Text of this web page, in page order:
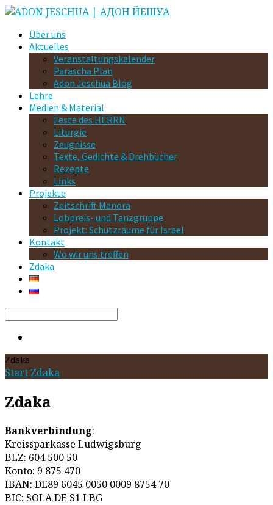
Über uns
Aktuelles
Veranstaltungskalender
Parascha Plan
Adon Jeschua Blog
Lehre
Medien & Material
Feste des HERRN
Liturgie
Zeugnisse
Texte, Gedichte & Drehbücher
Rezepte
Links
Projekte
Zeitschrift Menora
Lobpreis- und Tanzgruppe
Projekt: Schutzräume für Israel
Kontakt
Wo wir uns treffen
Zdaka
Search
Zdaka
Start Zdaka
Zdaka
Bankverbindung:
Kreissparkasse Ludwigsburg
BLZ: 604 500 50
Konto: 9 875 470
IBAN: DE89 6045 0050 0009 8754 70
BIC: SOLA DE S1 LBG